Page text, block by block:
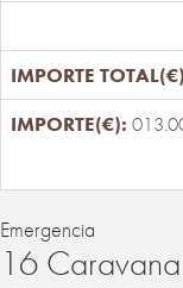
Emergencia
16